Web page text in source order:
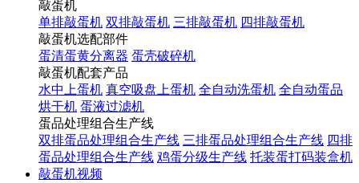
敲蛋机
单排敲蛋机 双排敲蛋机 三排敲蛋机 四排敲蛋机
敲蛋机选配部件
蛋清蛋黄分离器 蛋壳破碎机
敲蛋机配套产品
水中上蛋机 真空吸盘上蛋机 全自动洗蛋机 全自动蛋品
烘干机 蛋液过滤机
蛋品处理组合生产线
双排蛋品处理组合生产线 三排蛋品处理组合生产线 四排
蛋品处理组合生产线 鸡蛋分级生产线 托装蛋打码装盒机
敲蛋机视频